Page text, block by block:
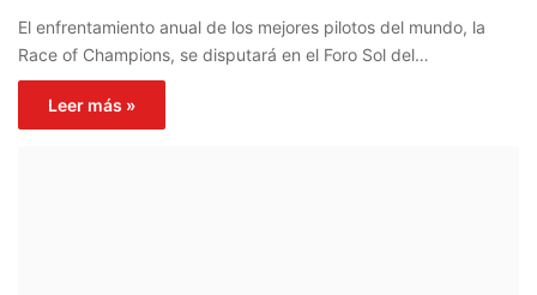
El enfrentamiento anual de los mejores pilotos del mundo, la
Race of Champions, se disputará en el Foro Sol del…
Leer más »